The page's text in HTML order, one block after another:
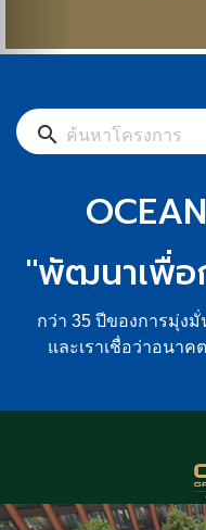
search
"พัฒนาเพื่อ
กว่า 35 ปีของการมุ่ง
และเราเชื่อว่าอนา